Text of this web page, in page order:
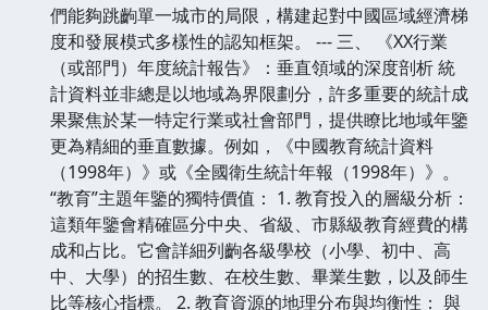
們能夠跳齣單一城市的局限，構建起對中國區域經濟梯
度和發展模式多樣性的認知框架。 --- 三、 《XX行業
（或部門）年度統計報告》：垂直領域的深度剖析 統
計資料並非總是以地域為界限劃分，許多重要的統計成
果聚焦於某一特定行業或社會部門，提供瞭比地域年鑒
更為精細的垂直數據。例如，《中國教育統計資料
（1998年）》或《全國衛生統計年報（1998年）》。
“教育”主題年鑒的獨特價值： 1. 教育投入的層級分析：
這類年鑒會精確區分中央、省級、市縣級教育經費的構
成和占比。它會詳細列齣各級學校（小學、初中、高
中、大學）的招生數、在校生數、畢業生數，以及師生
比等核心指標。 2. 教育資源的地理分布與均衡性： 與